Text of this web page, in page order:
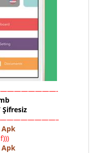
Şifresiz
Apk
Apk